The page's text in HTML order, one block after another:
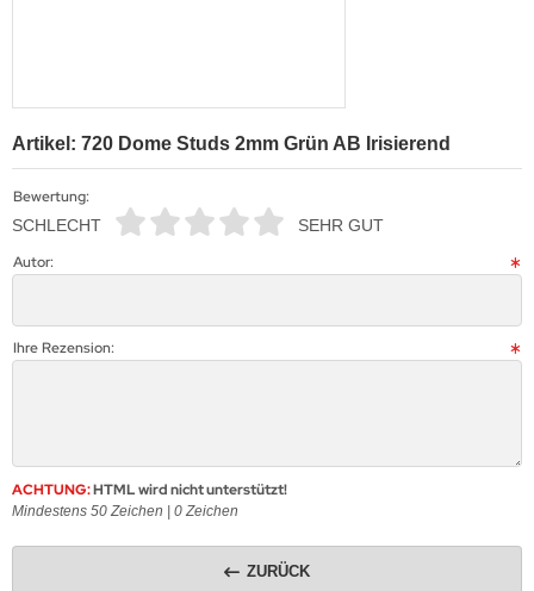
Artikel: 720 Dome Studs 2mm Grün AB Irisierend
Bewertung:
SCHLECHT
SEHR GUT
Autor:
Ihre Rezension:
ACHTUNG:HTML wird nicht unterstützt!
Mindestens 50 Zeichen | 0 Zeichen
ZURÜCK